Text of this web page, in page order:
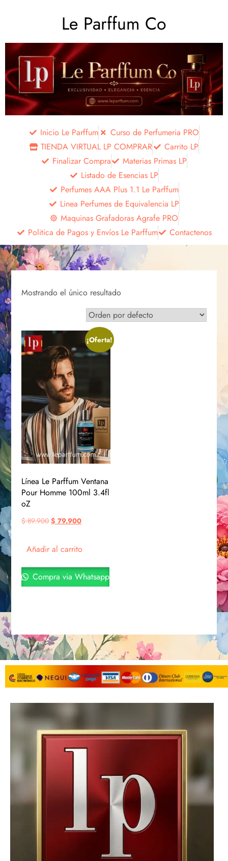
Le Parffum Co
Inicio Le Parffum
Curso de Perfumeria PRO
TIENDA VIRTUAL LP COMPRAR
Carrito LP
Finalizar Compra
Materias Primas LP
Listado de Esencias LP
Perfumes AAA Plus 1.1 Le Parffum
Linea Perfumes de Equivalencia LP
Maquinas Grafadoras Agrafe PRO
Politica de Pagos y Envíos Le Parffum
Contactenos
Mostrando el único resultado
¡Oferta!
Línea Le Parffum Ventana
Pour Homme 100ml 3.4fl
oZ
$89.900 $ 79.900
Añadir al carrito
Compra via Whatsapp